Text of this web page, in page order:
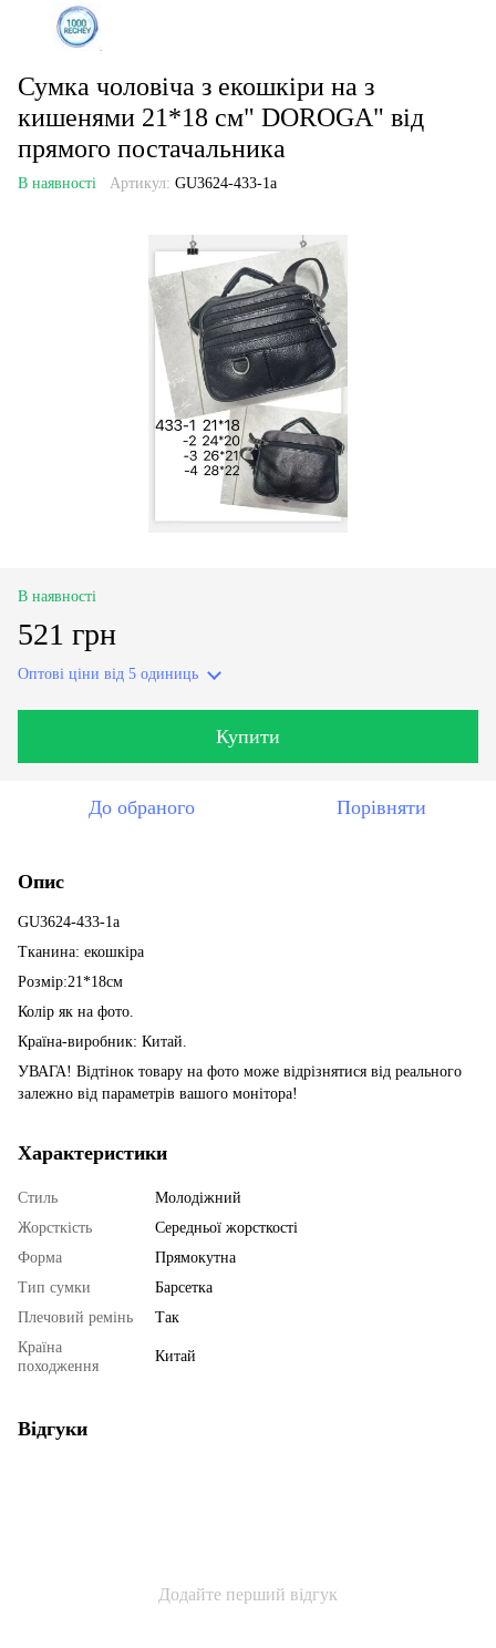
Сумка чоловіча з екошкіри на з
кишенями 21*18 см" DOROGA" від
прямого постачальника
В наявності Артикул: GU3624-433-1a
В наявності
521 грн
Оптові ціни від 5 одиниць
Купити
До обраного Порівняти
Опис
GU3624-433-1a
Тканина: екошкіра
Розмір:21*18см
Колір як на фото.
Країна-виробник: Китай.
УВАГА! Відтінок товару на фото може відрізнятися від реального
залежно від параметрів вашого монітора!
Характеристики
Стиль
Молодіжний
Жорсткість
Середньої жорсткості
Форма
Прямокутна
Тип сумки
Барсетка
Плечовий ремінь
Так
Країна
походження
Китай
Відгуки
Додайте перший відгук